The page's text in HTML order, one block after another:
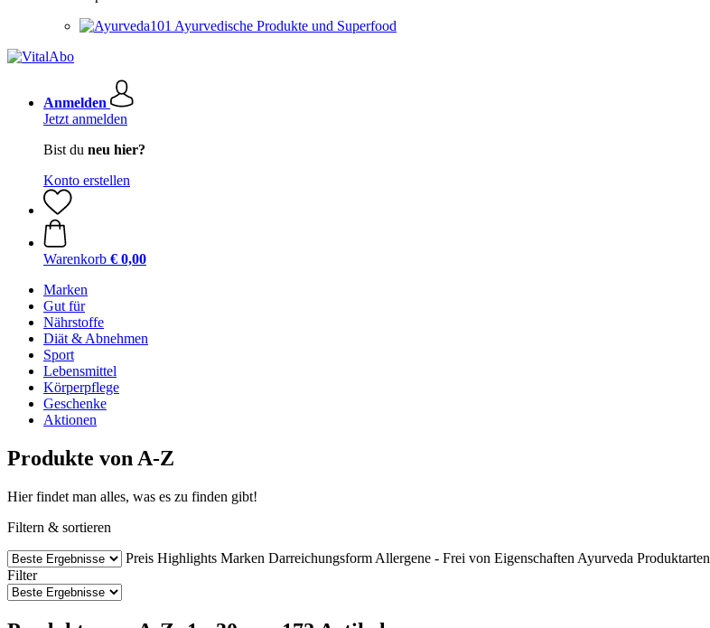
Ayurvedische Produkte und Superfood
Anmelden
Jetzt anmelden
Bist du neu hier?
Konto erstellen
Warenkorb € 0,00
Marken
Gut für
Nährstoffe
Diät & Abnehmen
Sport
Lebensmittel
Körperpflege
Geschenke
Aktionen
Produkte von A-Z
Hier findet man alles, was es zu finden gibt!
Filtern & sortieren
Preis Highlights Marken Darreichungsform Allergene - Frei von Eigenschaften Ayurveda Produktarten
Filter